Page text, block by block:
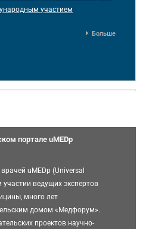
участием
Больше
портале uMEDp
uMEDp (Universal
ведущих экспертов
много лет
домом «Медфорум».
проектов научно-